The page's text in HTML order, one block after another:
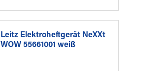
Leitz Elektroheftgerät NeXXt
WOW 55661001 weiß